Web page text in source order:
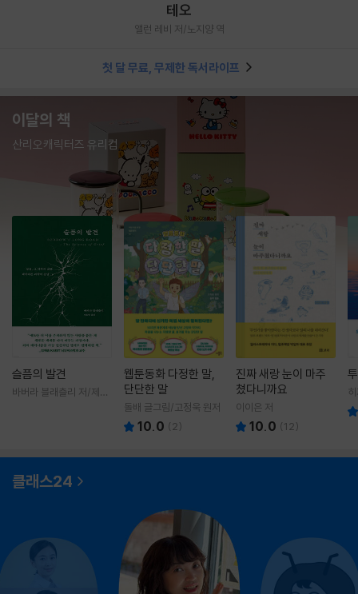
테오
앨런 레비 저/노지양 역
첫 달 무료, 무제한 독서라이프
이달의 책
산리오캐릭터즈 유리컵
슬픔의 발견
바버라 블래츨리 저/제효
웹툰동화 다정한 말,
단단한 말
돌배 글그림/고정욱 원저
10.0 ( 2)
진짜 새랑 눈이 마주
쳤다니까요
이이은 저
10.0 (12)
클래스24